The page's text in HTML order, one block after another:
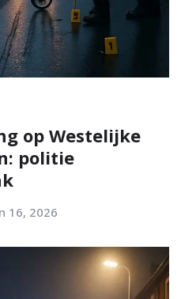
op Westelijke
politie
16, 2026